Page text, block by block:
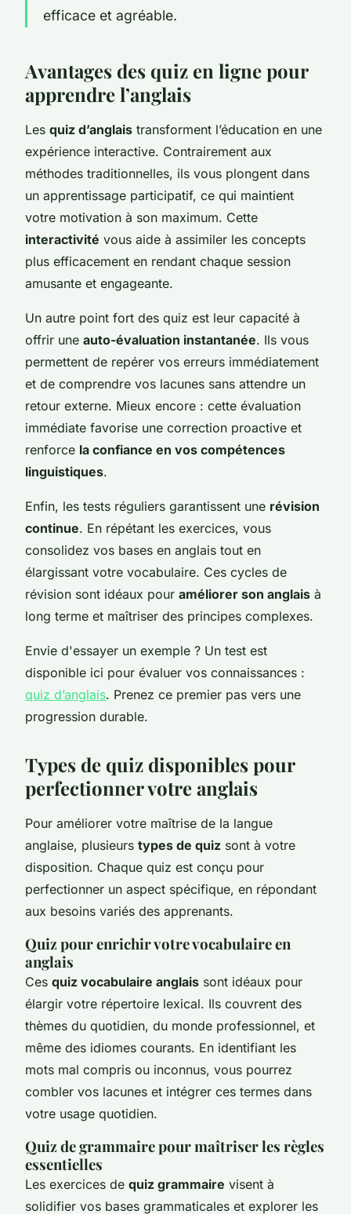
efficace et agréable.
Avantages des quiz en ligne pour
apprendre l’anglais
Les quiz d’anglais transforment l’éducation en une
expérience interactive. Contrairement aux
méthodes traditionnelles, ils vous plongent dans
un apprentissage participatif, ce qui maintient
votre motivation à son maximum. Cette
interactivité vous aide à assimiler les concepts
plus efficacement en rendant chaque session
amusante et engageante.
Un autre point fort des quiz est leur capacité à
offrir une auto-évaluation instantanée. Ils vous
permettent de repérer vos erreurs immédiatement
et de comprendre vos lacunes sans attendre un
retour externe. Mieux encore : cette évaluation
immédiate favorise une correction proactive et
renforce la confiance en vos compétences
linguistiques.
Enfin, les tests réguliers garantissent une révision
continue. En répétant les exercices, vous
consolidez vos bases en anglais tout en
élargissant votre vocabulaire. Ces cycles de
révision sont idéaux pour améliorer son anglais à
long terme et maîtriser des principes complexes.
Envie d'essayer un exemple ? Un test est
disponible ici pour évaluer vos connaissances :
quiz d’anglais. Prenez ce premier pas vers une
progression durable.
Types de quiz disponibles pour
perfectionner votre anglais
Pour améliorer votre maîtrise de la langue
anglaise, plusieurs types de quiz sont à votre
disposition. Chaque quiz est conçu pour
perfectionner un aspect spécifique, en répondant
aux besoins variés des apprenants.
Quiz pour enrichir votre vocabulaire en
anglais
Ces quiz vocabulaire anglais sont idéaux pour
élargir votre répertoire lexical. Ils couvrent des
thèmes du quotidien, du monde professionnel, et
même des idiomes courants. En identifiant les
mots mal compris ou inconnus, vous pourrez
combler vos lacunes et intégrer ces termes dans
votre usage quotidien.
Quiz de grammaire pour maîtriser les règles
essentielles
Les exercices de quiz grammaire visent à
solidifier vos bases grammaticales et explorer les